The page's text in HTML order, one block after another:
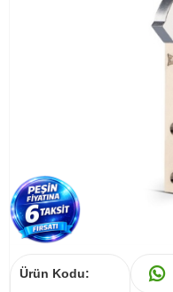
Ürün Kodu: